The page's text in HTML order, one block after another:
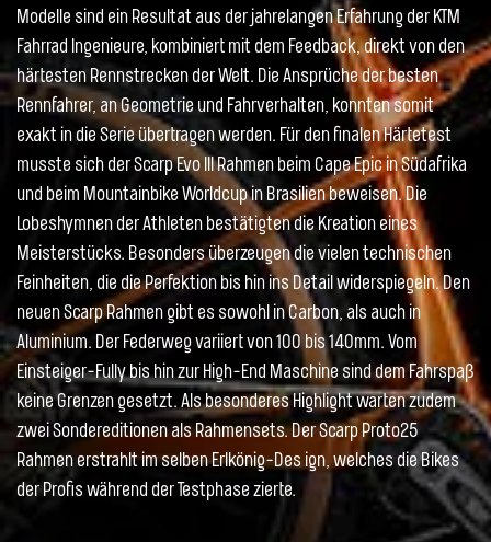
Modelle sind ein Resultat aus der jahrelangen Erfahrung der KTM
Fahrrad Ingenieure, kombiniert mit dem Feedback, direkt von den
härtesten Rennstrecken der Welt. Die Ansprüche der besten
Rennfahrer, an Geometrie und Fahrverhalten, konnten somit
exakt in die Serie übertragen werden. Für den finalen Härtetest
musste sich der Scarp Evo III Rahmen beim Cape Epic in Südafrika
und beim Mountainbike Worldcup in Brasilien beweisen. Die
Lobeshymnen der Athleten bestätigten die Kreation eines
Meisterstücks. Besonders überzeugen die vielen technischen
Feinheiten, die die Perfektion bis hin ins Detail widerspiegeln. Den
neuen Scarp Rahmen gibt es sowohl in Carbon, als auch in
Aluminium. Der Federweg variiert von 100 bis 140mm. Vom
Einsteiger-Fully bis hin zur High-End Maschine sind dem Fahrspaß
keine Grenzen gesetzt. Als besonderes Highlight warten zudem
zwei Sondereditionen als Rahmensets. Der Scarp Proto25
Rahmen erstrahlt im selben Erlkönig-Des ign, welches die Bikes
der Profis während der Testphase zierte.